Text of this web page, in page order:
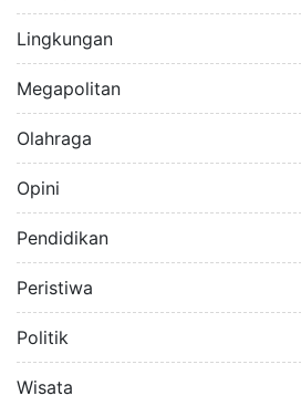
Lingkungan
Megapolitan
Olahraga
Opini
Pendidikan
Peristiwa
Politik
Wisata